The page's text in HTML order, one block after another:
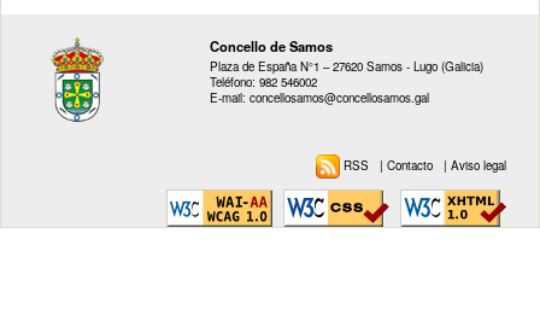
Concello de Samos
Plaza de España N°1 – 27620 Samos - Lugo (Galicia)
Teléfono: 982 546002
E-mail: concellosamos@concellosamos.gal
RSS |Contacto |Aviso legal